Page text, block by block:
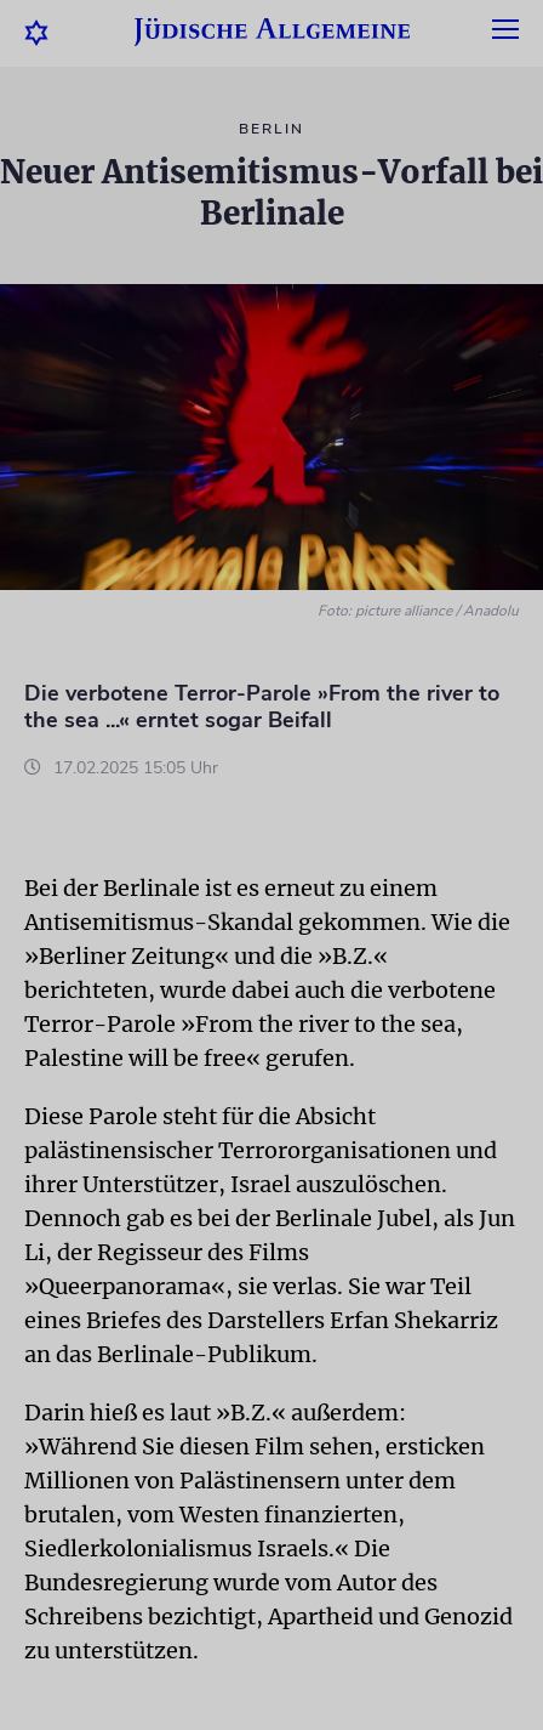
BERLIN
Neuer Antisemitismus-Vorfall bei
Berlinale
Foto: picture alliance / Anadolu
Die verbotene Terror-Parole »From the river to
the sea ...« erntet sogar Beifall
17.02.2025 15:05 Uhr
Bei der Berlinale ist es erneut zu einem
Antisemitismus-Skandal gekommen. Wie die
»Berliner Zeitung« und die »B.Z.«
berichteten, wurde dabei auch die verbotene
Terror-Parole »From the river to the sea,
Palestine will be free« gerufen.
Diese Parole steht für die Absicht
palästinensischer Terrororganisationen und
ihrer Unterstützer, Israel auszulöschen.
Dennoch gab es bei der Berlinale Jubel, als Jun
Li, der Regisseur des Films
»Queerpanorama«, sie verlas. Sie war Teil
eines Briefes des Darstellers Erfan Shekarriz
an das Berlinale-Publikum.
Darin hieß es laut »B.Z.« außerdem:
»Während Sie diesen Film sehen, ersticken
Millionen von Palästinensern unter dem
brutalen, vom Westen finanzierten,
Siedlerkolonialismus Israels.« Die
Bundesregierung wurde vom Autor des
Schreibens bezichtigt, Apartheid und Genozid
zu unterstützen.